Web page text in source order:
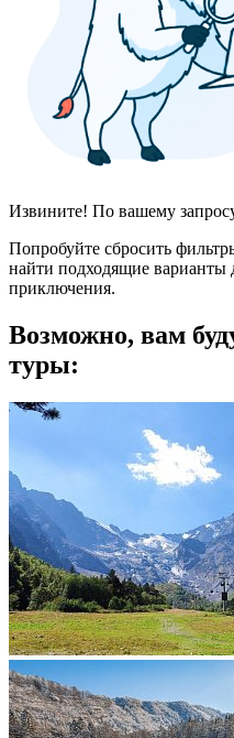
Извините! По вашему
Попробуйте сбросить
найти подходящие варианты
приключения.
Возможно, вам
туры: